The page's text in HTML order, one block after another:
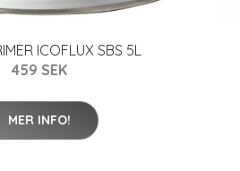
ICOFLUX SBS 5L
459 SEK
MER INFO!